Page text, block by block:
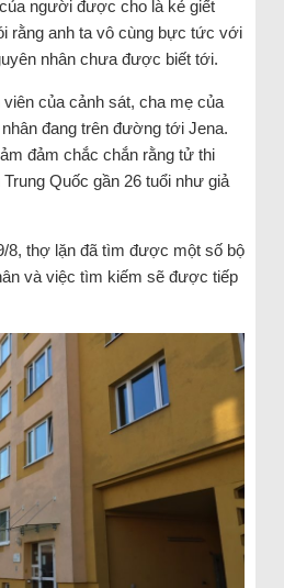
người được cho là kẻ giết
rằng anh ta vô cùng bực tức với
nhân chưa được biết tới.
của cảnh sát, cha mẹ của
đang trên đường tới Jena.
đảm chắc chắn rằng tử thi
Quốc gần 26 tuổi như giả
8, thợ lặn đã tìm được một số bộ
và việc tìm kiếm sẽ được tiếp